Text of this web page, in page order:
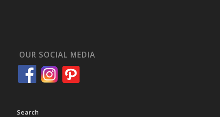
OUR SOCIAL MEDIA
Search